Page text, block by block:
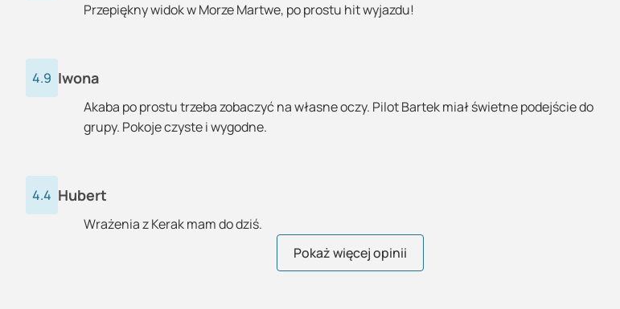
Przepiękny widok w Morze Martwe, po prostu hit wyjazdu!
4.9 Iwona
Akaba po prostu trzeba zobaczyć na własne oczy. Pilot Bartek miał świetne podejście do
grupy. Pokoje czyste i wygodne.
4.4 Hubert
Wrażenia z Kerak mam do dziś.
Pokaż więcej opinii